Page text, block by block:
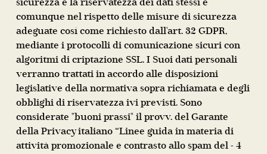
sicurezza e la riservatezza dei dati stessi e
comunque nel rispetto delle misure di sicurezza
adeguate così come richiesto dall'art. 32 GDPR,
mediante i protocolli di comunicazione sicuri con
algoritmi di criptazione SSL. I Suoi dati personali
verranno trattati in accordo alle disposizioni
legislative della normativa sopra richiamata e degli
obblighi di riservatezza ivi previsti. Sono
considerate "buoni prassi" il provv. del Garante
della Privacy italiano “Linee guida in materia di
attività promozionale e contrasto allo spam del - 4